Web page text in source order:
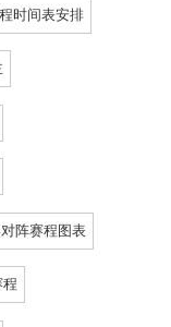
时间表安排
阵赛程图表